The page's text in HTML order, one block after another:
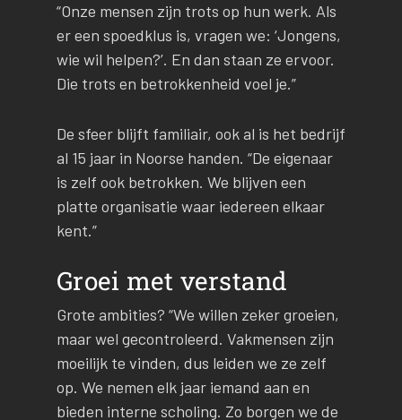
“Onze mensen zijn trots op hun werk. Als
er een spoedklus is, vragen we: ‘Jongens,
wie wil helpen?’. En dan staan ze ervoor.
Die trots en betrokkenheid voel je.”
De sfeer blijft familiair, ook al is het bedrijf
al 15 jaar in Noorse handen. “De eigenaar
is zelf ook betrokken. We blijven een
platte organisatie waar iedereen elkaar
kent.”
Groei met verstand
Grote ambities? “We willen zeker groeien,
maar wel gecontroleerd. Vakmensen zijn
moeilijk te vinden, dus leiden we ze zelf
op. We nemen elk jaar iemand aan en
bieden interne scholing. Zo borgen we de